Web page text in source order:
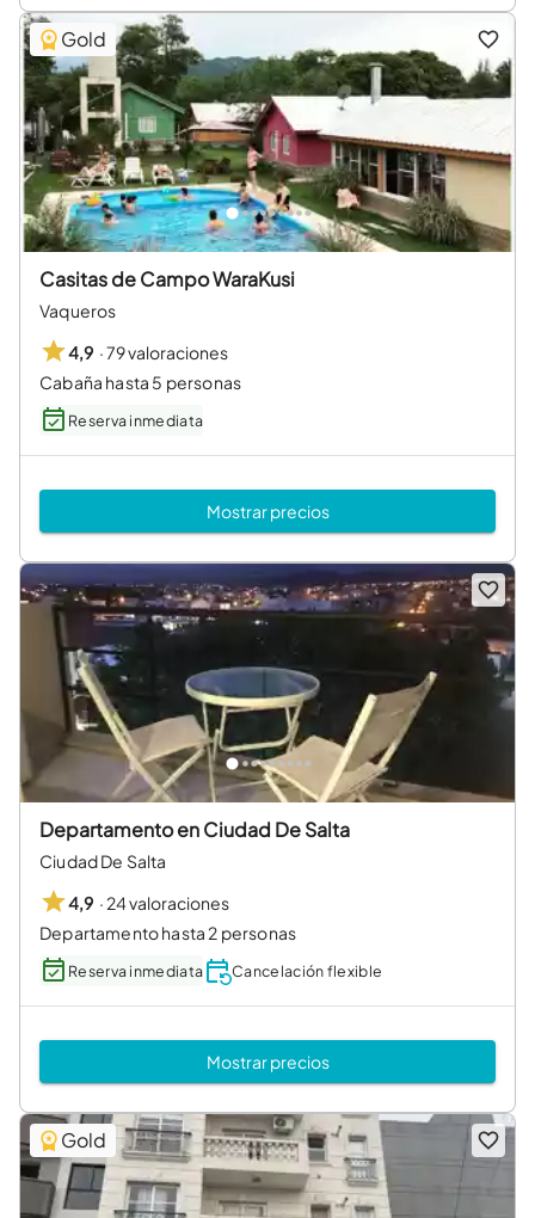
Gold
Casitas de Campo WaraKusi
Vaqueros
4,9 ·79 valoraciones
Cabaña hasta 5 personas
Reserva inmediata
Mostrar precios
Departamento en Ciudad De Salta
Ciudad De Salta
4,9 · 24 valoraciones
Departamento hasta 2 personas
Reserva inmediata Cancelación flexible
Mostrar precios
Gold